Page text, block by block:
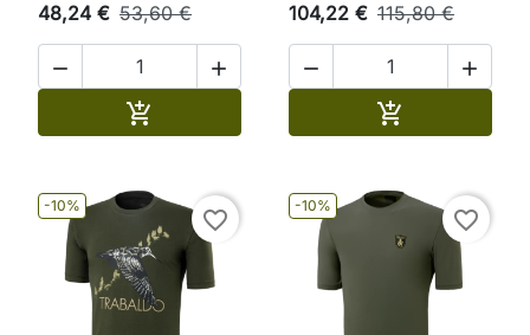
48,24 € 53,60 €
 

104,22 € 115,80 €
 

-10%
favorite_border
-10%
favorite_border